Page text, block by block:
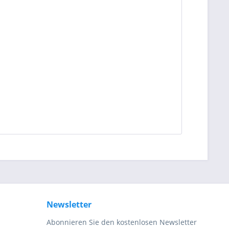
Newsletter
Abonnieren Sie den kostenlosen Newsletter